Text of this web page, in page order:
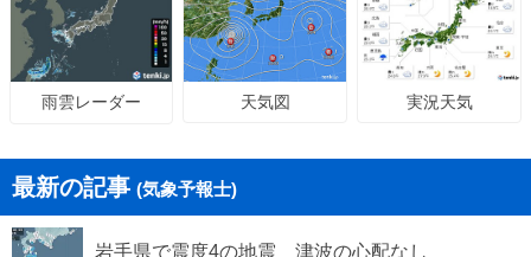
雨雲レーダー 天気図 実況天気
最新の記事 (気象予報士)
岩手県で震度4の地震 津波の心配なし